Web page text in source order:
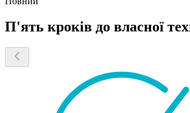
П'ять кроків до власної